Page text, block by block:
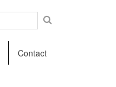
Contact